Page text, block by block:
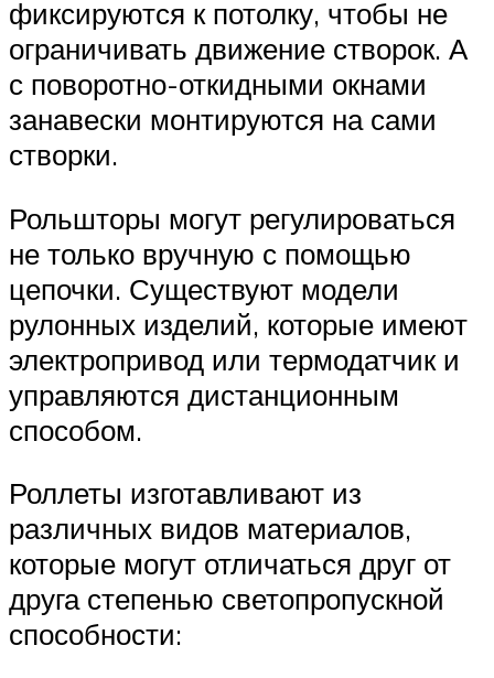
фиксируются к потолку, чтобы не
ограничивать движение створок. А
с поворотно-откидными окнами
занавески монтируются на сами
створки.
Рольшторы могут регулироваться
не только вручную с помощью
цепочки. Существуют модели
рулонных изделий, которые имеют
электропривод или термодатчик и
управляются дистанционным
способом.
Роллеты изготавливают из
различных видов материалов,
которые могут отличаться друг от
друга степенью светопропускной
способности: